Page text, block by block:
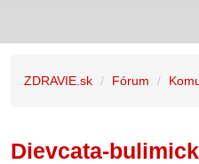
ZDRAVIE.sk Fórum
Dievcata-